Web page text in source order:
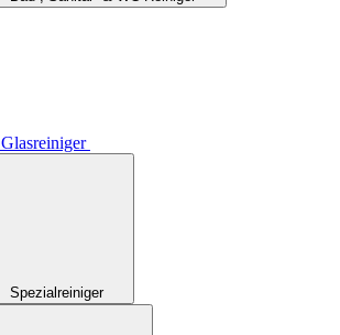
Glasreiniger
Spezialreiniger